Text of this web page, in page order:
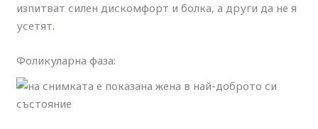
изпитват силен дискомфорт и болка, а други да не я
усетят.
Фоликуларна фаза: